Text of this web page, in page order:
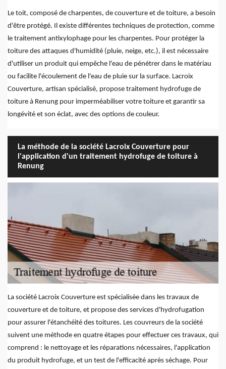
Le toit, composé de charpentes, de couverture et de toiture, a besoin
d'être protégé. Il existe différentes techniques de protection, comme
le traitement antixylophage pour les charpentes. Pour protéger la
toiture des attaques d'humidité (pluie, neige, etc.), il est nécessaire
d'utiliser un produit qui empêche l'eau de pénétrer dans le matériau
ou facilite l'écoulement de l'eau de pluie sur la surface. Lacroix
Couverture, artisan spécialisé, propose traitement hydrofuge de
toiture à Renung pour imperméabiliser votre toiture et garantir sa
longévité et son éclat, avec des options de couleur.
La méthode de la société Lacroix Couverture pour
l'application d'un traitement hydrofuge de toiture à
Renung
La société Lacroix Couverture est spécialisée dans les travaux de
couverture et de toiture, et propose des services d'hydrofugation
pour assurer l'étanchéité des toitures. Les couvreurs de la société
suivent une méthode en quatre étapes pour effectuer ces travaux, qui
comprend : le nettoyage et les réparations nécessaires, l'application
du produit hydrofuge, et un test de l'efficacité après séchage. Pour